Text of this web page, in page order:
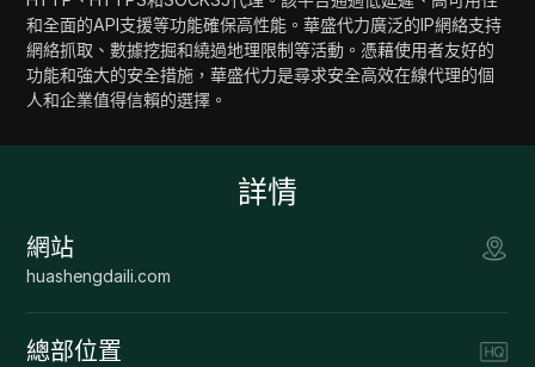
和全面的API支援等功能確保高性能。華盛代力廣泛的IP網絡支持
網絡抓取、數據挖掘和繞過地理限制等活動。憑藉使用者友好的
功能和強大的安全措施，華盛代力是尋求安全高效在線代理的個
人和企業值得信賴的選擇。
詳情
網站
huashengdaili.com
總部位置